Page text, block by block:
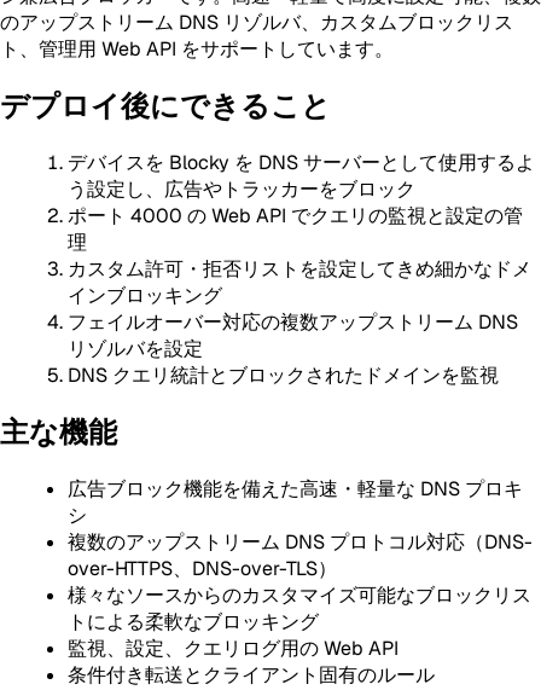
のアップストリーム DNS リゾルバ、カスタムブロックリス
ト、管理用 Web API をサポートしています。
デプロイ後にできること
デバイスを Blocky を DNS サーバーとして使用するよ
う設定し、広告やトラッカーをブロック
ポート 4000 の Web API でクエリの監視と設定の管
理
カスタム許可・拒否リストを設定してきめ細かなドメ
インブロッキング
フェイルオーバー対応の複数アップストリーム DNS
リゾルバを設定
DNS クエリ統計とブロックされたドメインを監視
主な機能
広告ブロック機能を備えた高速・軽量な DNS プロキ
シ
複数のアップストリーム DNS プロトコル対応（DNS-
over-HTTPS、DNS-over-TLS）
様々なソースからのカスタマイズ可能なブロックリス
トによる柔軟なブロッキング
監視、設定、クエリログ用の Web API
条件付き転送とクライアント固有のルール